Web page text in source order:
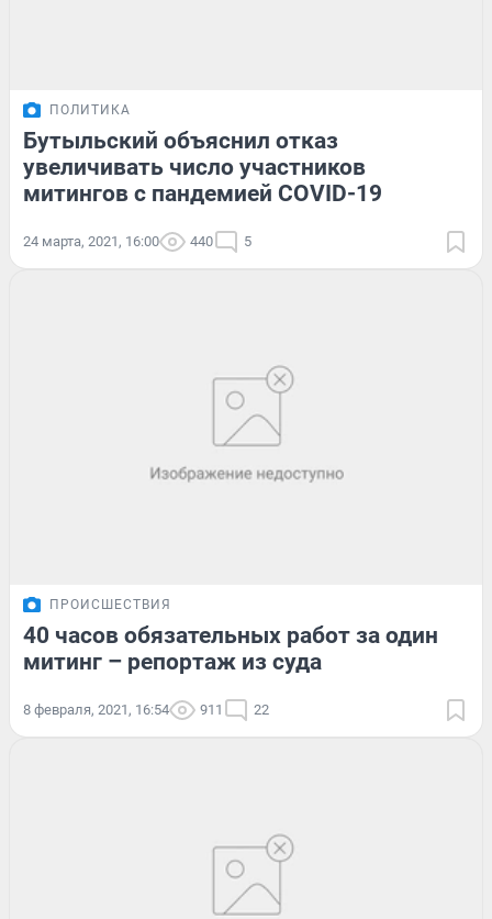
ПОЛИТИКА
Бутыльский объяснил отказ
увеличивать число участников
митингов с пандемией COVID-19
24 марта, 2021, 16:00 440 5
ПРОИСШЕСТВИЯ
40 часов обязательных работ за один
митинг – репортаж из суда
8 февраля, 2021, 16:54 911 22